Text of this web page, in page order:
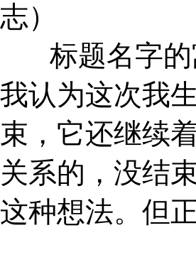
志）
标题名字
我认为这次我
束，它还继续
关系的，没结
这种想法。但